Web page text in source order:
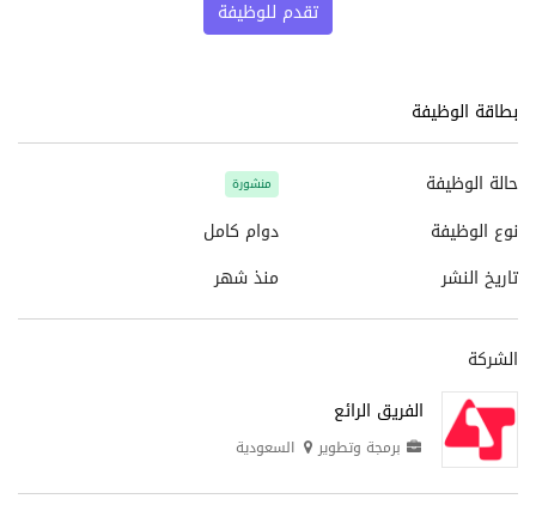
تقدم للوظيفة
بطاقة الوظيفة
حالة الوظيفة منشورة
نوع الوظيفة
دوام كامل
تاريخ النشر
منذ شهر
الشركة
الفريق الرائع
برمجة وتطوير السعودية